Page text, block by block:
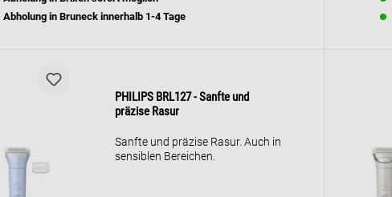
Lieferumfang enthalten.
Abholung in Bruneck innerhalb 1-4 Tage
PHILIPS BRL127 - Sanfte und
präzise Rasur
Sanfte und präzise Rasur. Auch in
sensiblen Bereichen.